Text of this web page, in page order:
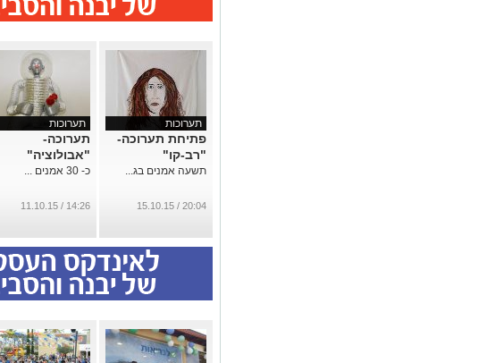
תערוכות
פתיחת תערוכה-
"רב-קו"
תשעה אמנים בג...
20:04 / 15.10.15
תערוכות
תערוכה-
"אבולוציה"
כ- 30 אמנים ...
14:26 / 11.10.15